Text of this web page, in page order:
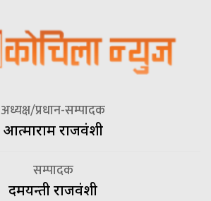
अध्यक्ष/प्रधान-सम्पादक
आत्माराम राजवंशी
सम्पादक
दमयन्ती राजवंशी